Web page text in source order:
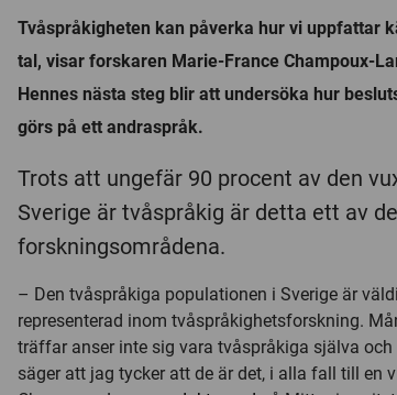
Tvåspråkigheten kan påverka hur vi uppfattar
tal, visar forskaren Marie-France Champoux-
Hennes nästa steg blir att undersöka hur
görs på ett andraspråk.
Trots att ungefär 90 procent av den
Sverige är tvåspråkig är detta ett av
forskningsområdena.
– Den tvåspråkiga populationen i Sverige är
representerad inom tvåspråkighetsforskning.
träffar anser inte sig vara tvåspråkiga själva
säger att jag tycker att de är det, i alla fall till en